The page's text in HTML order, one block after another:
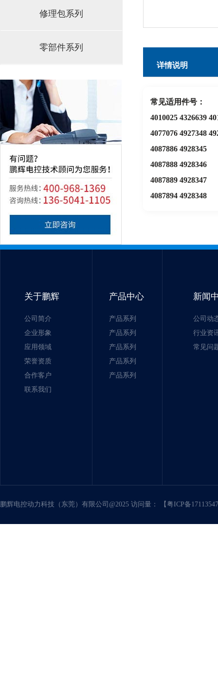
修理包系列
零部件系列
详情说明
常见适用件号：
4010025 4326639
4077076 4927348
4087886 4928345
4087888 4928346
4087889 4928347
4087894 4928348
关于鹏辉
公司简介
企业形象
应用领域
荣誉资质
合作客户
联系我们
产品中心
产品系列
产品系列
产品系列
产品系列
产品系列
新闻
公司动
行业资
常见问
鹏辉电控动力科技（东莞）有限公司@2025 访问量： 【粤ICP备